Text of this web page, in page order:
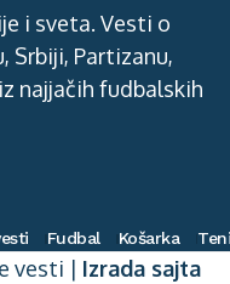
i sveta. Vesti o
Srbiji, Partizanu,
najjačih fudbalskih
Fudbal Košarka
vesti | Izrada sajta